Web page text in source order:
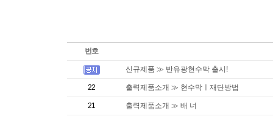
번호
신규제품 ≫ 반유광현수막 출시!
22 출력제품소개 ≫ 현수막ㅣ재단방법
21 출력제품소개 ≫ 배 너